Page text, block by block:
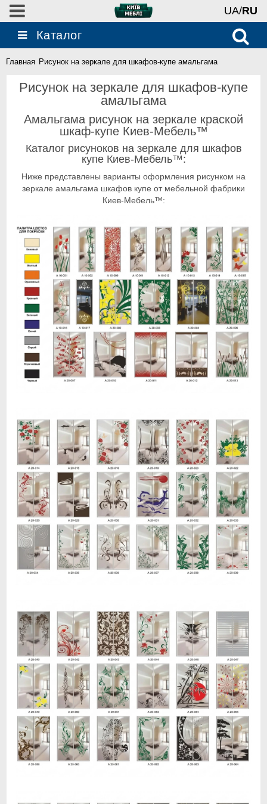
UA/RU
Каталог
Главная Рисунок на зеркале для шкафов-купе амальгама
Рисунок на зеркале для шкафов-купе
амальгама
Амальгама рисунок на зеркале краской
шкаф-купе Киев-Мебель™
Каталог рисуноков на зеркале для шкафов
купе Киев-Мебель™:
Ниже представлены варианты оформления рисунком на
зеркале амальгама шкафов купе от мебельной фабрики
Киев-Мебель™: